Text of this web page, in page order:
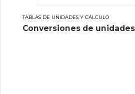
TABLAS DE UNIDADES Y CÁLCULO
Conversiones de unidades